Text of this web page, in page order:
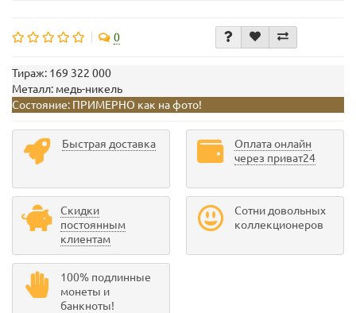
0
Тираж: 169 322 000
Металл: медь-никель
Состояние: ПРИМЕРНО как на фото!
Быстрая доставка
Оплата онлайн
через приват24
Скидки
постоянным
клиентам
Сотни довольных
коллекционеров
100% подлинные
монеты и
банкноты!